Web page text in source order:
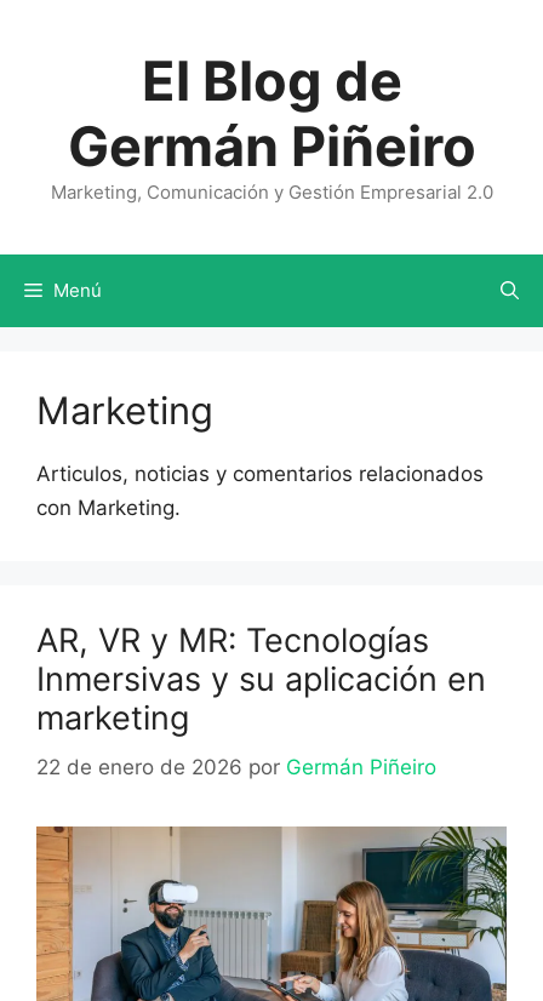
El Blog de
Germán Piñeiro
Marketing, Comunicación y Gestión Empresarial 2.0
Menú
Marketing
Articulos, noticias y comentarios relacionados
con Marketing.
AR, VR y MR: Tecnologías
Inmersivas y su aplicación en
marketing
22 de enero de 2026 por Germán Piñeiro